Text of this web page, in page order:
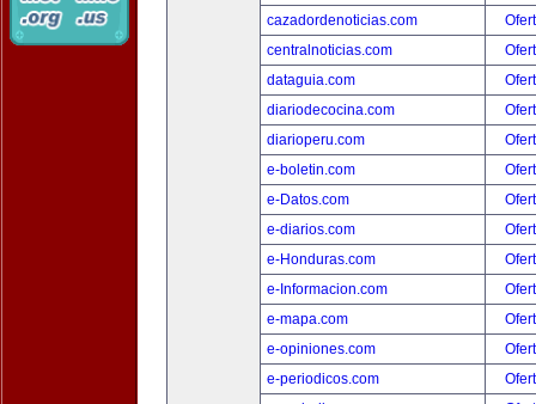
cazadordenoticias.com
centralnoticias.com
dataguia.com
diariodecocina.com
diarioperu.com
e-boletin.com
e-Datos.com
e-diarios.com
e-Honduras.com
e-Informacion.com
e-mapa.com
e-opiniones.com
e-periodicos.com